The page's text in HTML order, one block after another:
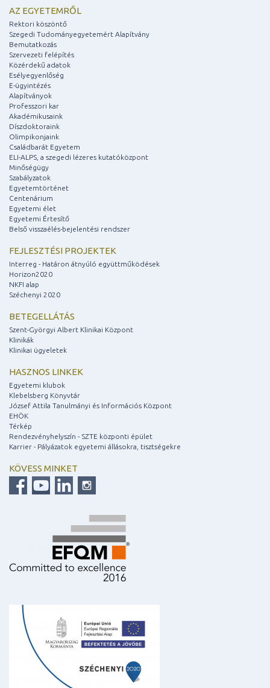
AZ EGYETEMRŐL
Rektori köszöntő
Szegedi Tudományegyetemért Alapítvány
Bemutatkozás
Szervezeti felépítés
Közérdekű adatok
Esélyegyenlőség
E-ügyintézés
Alapítványok
Professzori kar
Akadémikusaink
Díszdoktoraink
Olimpikonjaink
Családbarát Egyetem
ELI-ALPS, a szegedi lézeres kutatóközpont
Minőségügy
Szabályzatok
Egyetemtörténet
Centenárium
Egyetemi élet
Egyetemi Értesítő
Belső visszaélés-bejelentési rendszer
FEJLESZTÉSI PROJEKTEK
Interreg - Határon átnyúló együttműködések
Horizon2020
NKFI alap
Széchenyi 2020
BETEGELLÁTÁS
Szent-Györgyi Albert Klinikai Központ
Klinikák
Klinikai ügyeletek
HASZNOS LINKEK
Egyetemi klubok
Klebelsberg Könyvtár
József Attila Tanulmányi és Információs Központ
EHÖK
Térkép
Rendezvényhelyszín - SZTE központi épület
Karrier - Pályázatok egyetemi állásokra, tisztségekre
KÖVESS MINKET